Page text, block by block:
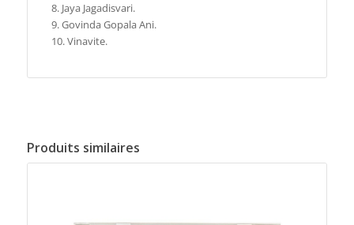
Jaya Jagadisvari.
Govinda Gopala Ani.
Vinavite.
Produits similaires